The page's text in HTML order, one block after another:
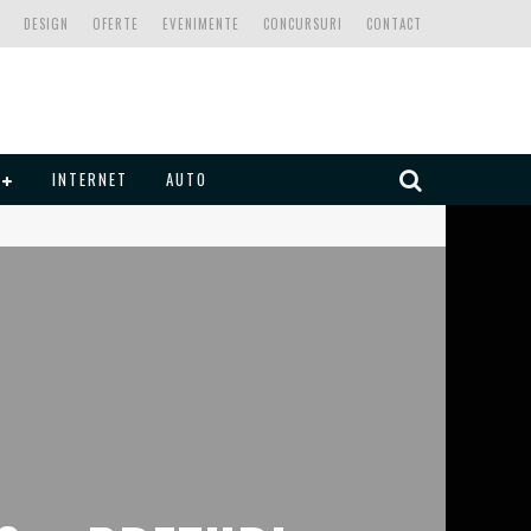
CONTACT
CONCURSURI
EVENIMENTE
OFERTE
DESIGN
INTERNET AUTO